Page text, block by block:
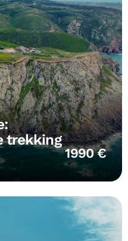
trekking
1990 €